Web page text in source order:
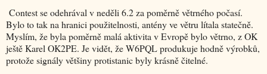
Contest se odehrával v neděli 6.2 za poměrně větrného počasí.
Bylo to tak na hranici použitelnosti, antény ve větru lítala statečně.
Myslím, že byla poměrně malá aktivita v Evropě bylo větrno, z OK
ještě Karel OK2PE. Je vidět, že W6PQL produkuje hodně výrobků,
protože signály většiny protistanic byly krásně čitelné.